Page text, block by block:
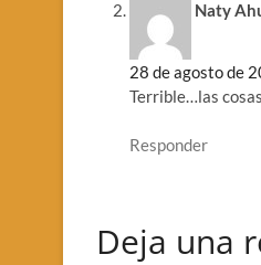
Naty
28 de agosto de
Terrible…las
Responder
Deja una